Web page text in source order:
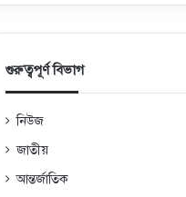
গুরুত্বপূর্ণ বিভাগ
নিউজ
জাতীয়
আন্তর্জাতিক